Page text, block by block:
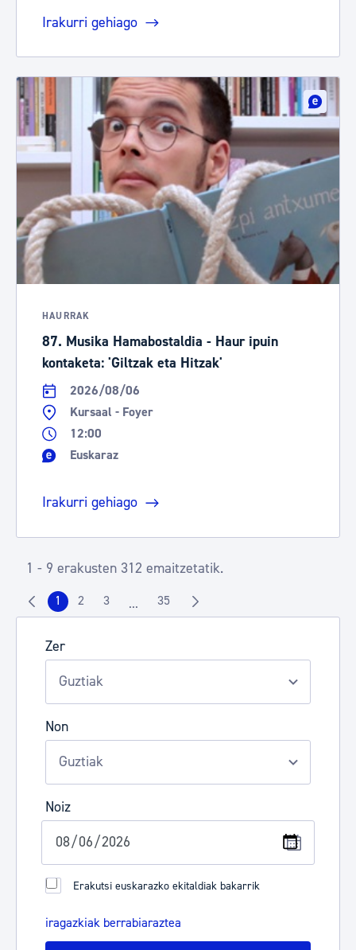
Zer
Non
Noiz
Erakutsi euskarazko ekitaldiak bakarrik
iragazkiak berrabiaraztea
Irakurri gehiago
HAURRAK
87. Musika Hamabostaldia - Haur ipuin
kontaketa: 'Giltzak eta Hitzak'
2026/08/06
Kursaal - Foyer
12:00
Euskaraz
Irakurri gehiago
1 - 9 erakusten 312 emaitzetatik.
Orrialdea
1 Orrialdea
2 Orrialdea
3 ...Intermediate Pages Use TAB to navigate.
Orrialdea
35